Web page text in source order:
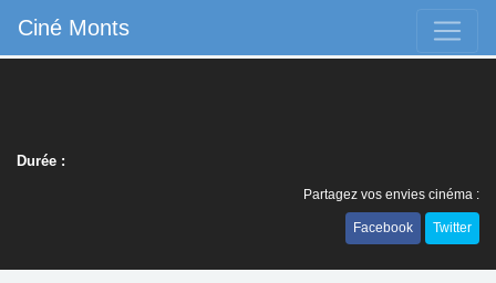
Ciné Monts
Durée :
Partagez vos envies cinéma :
Facebook Twitter